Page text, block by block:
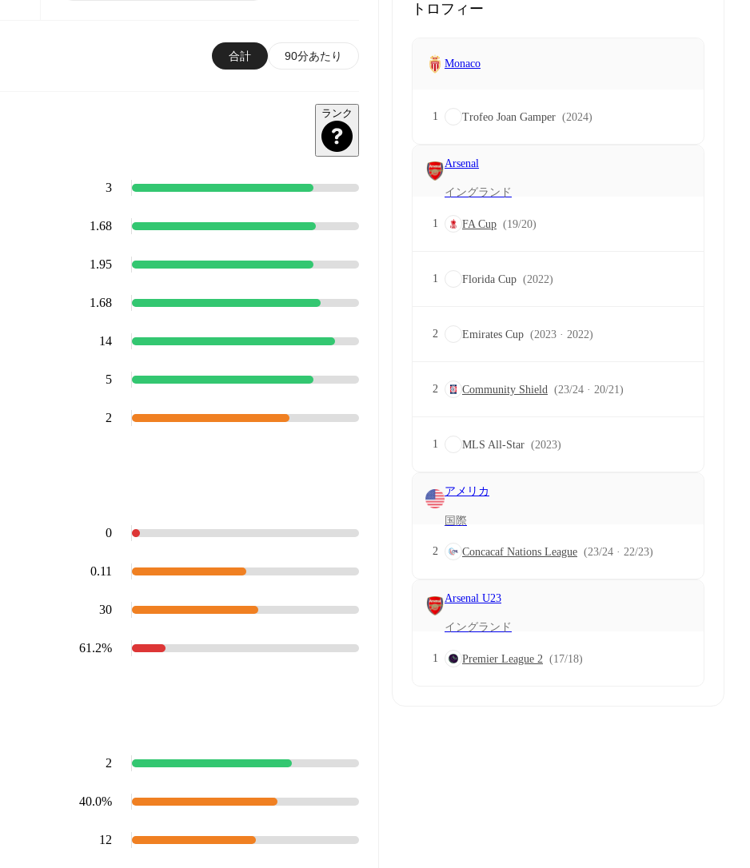
合計 90分あたり
ランク
3
1.68
1.95
1.68
14
5
2
0
0.11
30
61.2%
2
40.0%
12
トロフィー
Monaco
1 Trofeo Joan Gamper (2024)
Arsenal
イングランド
1 FA Cup (19/20)
1 Florida Cup (2022)
2 Emirates Cup (2023 · 2022)
2 Community Shield (23/24 · 20/21)
1 MLS All-Star (2023)
アメリカ
国際
2 Concacaf Nations League (23/24 · 22/23)
Arsenal U23
イングランド
1 Premier League 2 (17/18)